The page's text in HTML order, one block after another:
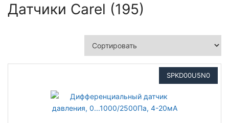
Датчики Carel (195)
SPKD00U5N0